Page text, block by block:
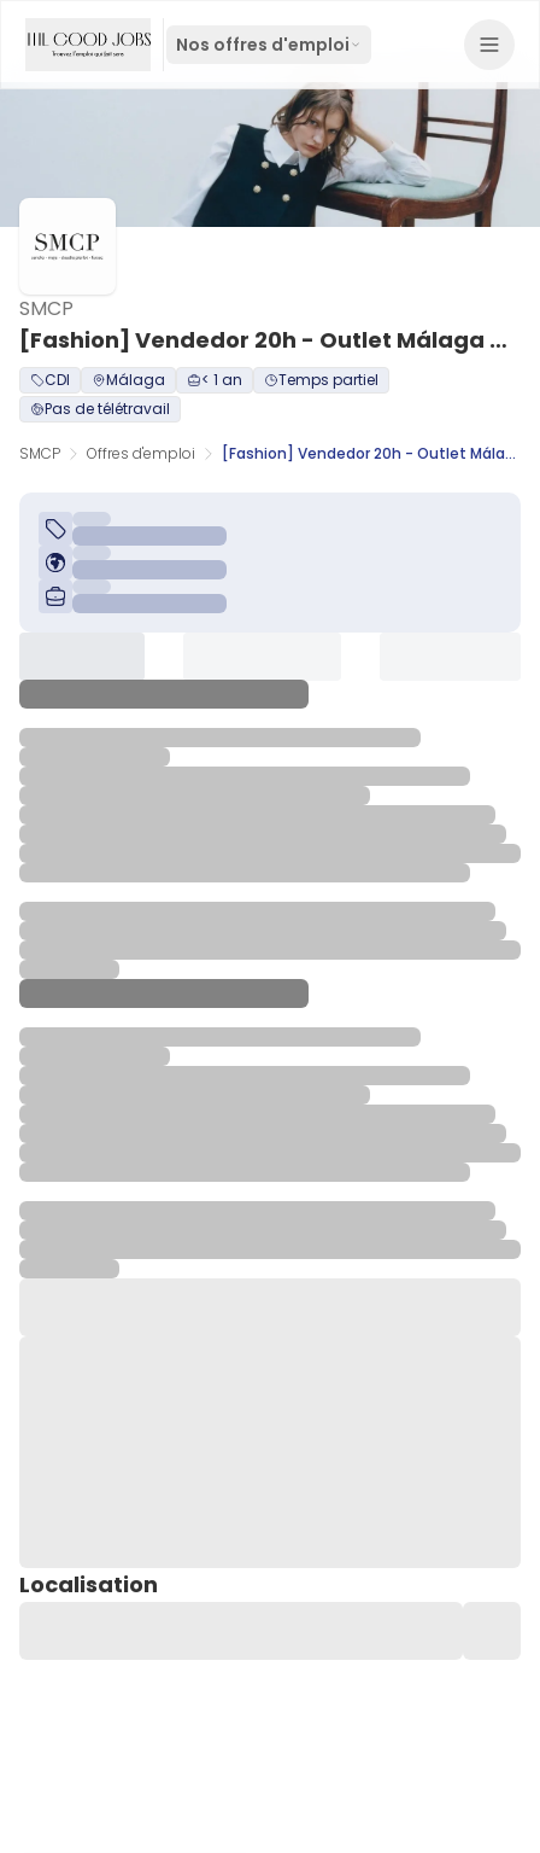
Nos offres d'emploi
[Fashion] Vendedor 20h - Outlet Málaga H/M
SMCP
CDI Málaga < 1 an
Temps partiel
Pas de télétravail
SMCP Offres d'emploi [Fashion] Vendedor 20h - Outlet Málaga H/M
Localisation